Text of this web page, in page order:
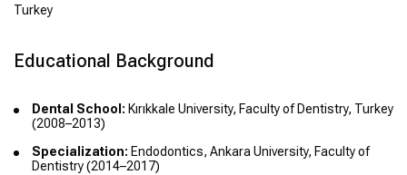
Turkey
Educational Background
Dental School: Kırıkkale University, Faculty of Dentistry, Turkey
(2008–2013)
Specialization: Endodontics, Ankara University, Faculty of
Dentistry (2014–2017)